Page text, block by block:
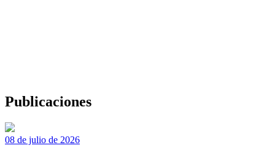
Publicaciones
08 de julio de 2026